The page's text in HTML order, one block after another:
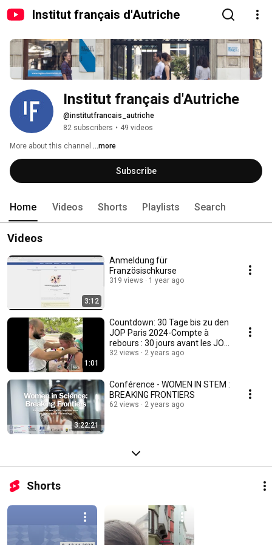
Institut français d'Autriche
Institut français d'Autriche
@institutfrancais_autriche
82 subscribers • 49 videos
More about this channel ...more
Subscribe
Home Videos Shorts Playlists Search
Videos
3:12
Anmeldung für
Französischkurse
319 views 1 year ago
1:01
Countdown: 30 Tage bis zu den
JOP Paris 2024-Compte à
rebours : 30 jours avant les JOP
Paris 2024 !
32 views 2 years ago
3:22:21
Conférence - WOMEN IN STEM :
BREAKING FRONTIERS
62 views 2 years ago
Shorts